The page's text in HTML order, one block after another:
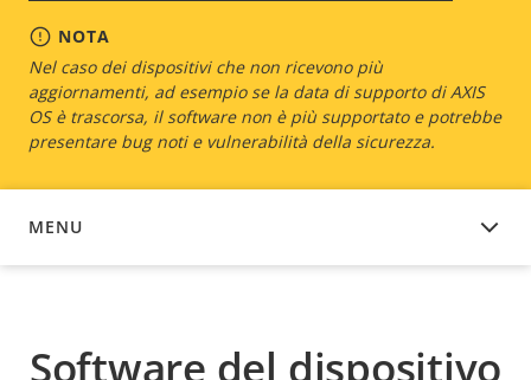
NOTA
Nel caso dei dispositivi che non ricevono più
aggiornamenti, ad esempio se la data di supporto di AXIS
OS è trascorsa, il software non è più supportato e potrebbe
presentare bug noti e vulnerabilità della sicurezza.
MENU
SOFTWARE DEL DISPOSITIVO
Software del dispositivo